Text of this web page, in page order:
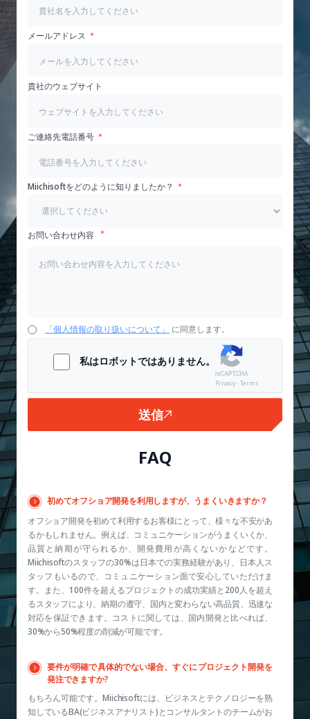
メールアドレス
貴社のウェブサイト
ご連絡先電話番号
Miichisoftをどのように知りましたか？
お問い合わせ内容
「個人情報の取り扱いについて」 に同意します。
私はロボットではありません。
Privacy - Terms
送信
FAQ
初めてオフショア開発を利用しますが、うまくいきますか？
オフショア開発を初めて利用するお客様にとって、様々な不安があ
るかもしれません。例えば、コミュニケーションがうまくいくか、
品質と納期が守られるか、開発費用が高くないかなどです。
Miichisoftのスタッフの30%は日本での実務経験があり、日本人ス
タッフもいるので、コミュニケーション面で安心していただけま
す。また、100件を超えるプロジェクトの成功実績と200人を超え
るスタッフにより、納期の遵守、国内と変わらない高品質、迅速な
対応を保証できます。コストに関しては、国内開発と比べれば、
30%から50%程度の削減が可能です。
要件が明確で具体的でない場合、すぐにプロジェクト開発を
発注できますか?
もちろん可能です。Miichisoftには、ビジネスとテクノロジーを熟
知しているBA(ビジネスアナリスト)とコンサルタントのチームがお